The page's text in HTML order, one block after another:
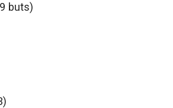
buts)